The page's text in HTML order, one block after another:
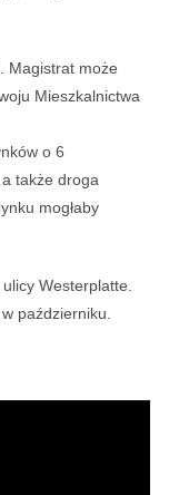
Magistrat może
Mieszkalnictwa
o 6
także droga
mogłaby
Westerplatte.
październiku.